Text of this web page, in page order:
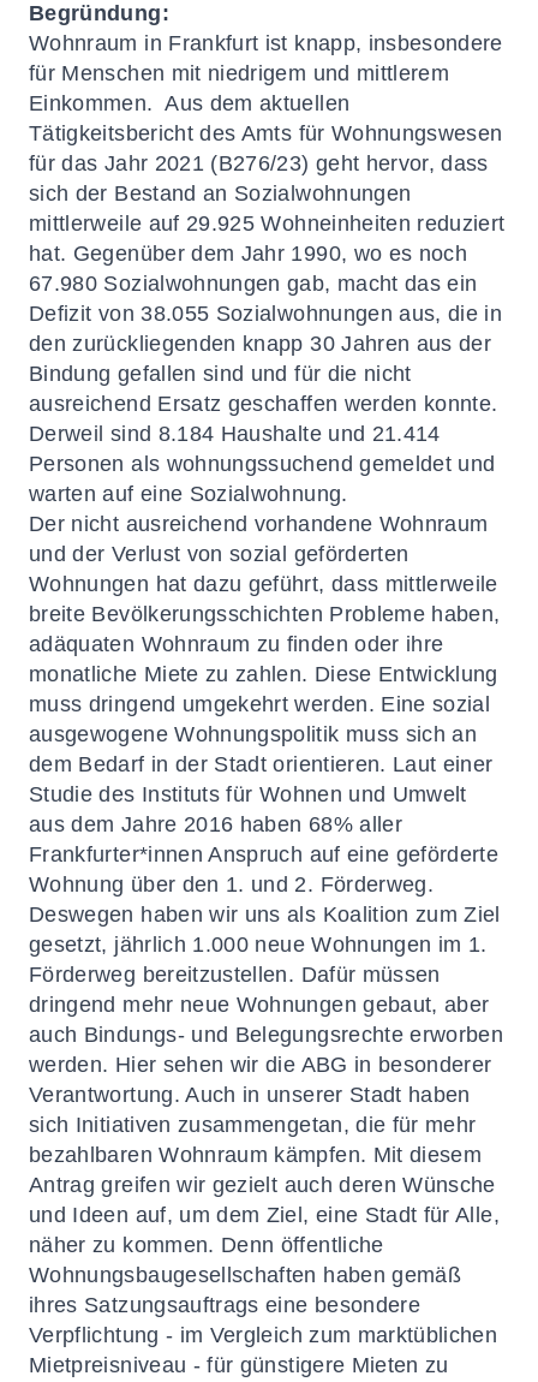
Begründung:
Wohnraum in Frankfurt ist knapp, insbesondere
für Menschen mit niedrigem und mittlerem
Einkommen. Aus dem aktuellen
Tätigkeitsbericht des Amts für Wohnungswesen
für das Jahr 2021 (B276/23) geht hervor, dass
sich der Bestand an Sozialwohnungen
mittlerweile auf 29.925 Wohneinheiten reduziert
hat. Gegenüber dem Jahr 1990, wo es noch
67.980 Sozialwohnungen gab, macht das ein
Defizit von 38.055 Sozialwohnungen aus, die in
den zurückliegenden knapp 30 Jahren aus der
Bindung gefallen sind und für die nicht
ausreichend Ersatz geschaffen werden konnte.
Derweil sind 8.184 Haushalte und 21.414
Personen als wohnungssuchend gemeldet und
warten auf eine Sozialwohnung.
Der nicht ausreichend vorhandene Wohnraum
und der Verlust von sozial geförderten
Wohnungen hat dazu geführt, dass mittlerweile
breite Bevölkerungsschichten Probleme haben,
adäquaten Wohnraum zu finden oder ihre
monatliche Miete zu zahlen. Diese Entwicklung
muss dringend umgekehrt werden. Eine sozial
ausgewogene Wohnungspolitik muss sich an
dem Bedarf in der Stadt orientieren. Laut einer
Studie des Instituts für Wohnen und Umwelt
aus dem Jahre 2016 haben 68% aller
Frankfurter*innen Anspruch auf eine geförderte
Wohnung über den 1. und 2. Förderweg.
Deswegen haben wir uns als Koalition zum Ziel
gesetzt, jährlich 1.000 neue Wohnungen im 1.
Förderweg bereitzustellen. Dafür müssen
dringend mehr neue Wohnungen gebaut, aber
auch Bindungs- und Belegungsrechte erworben
werden. Hier sehen wir die ABG in besonderer
Verantwortung. Auch in unserer Stadt haben
sich Initiativen zusammengetan, die für mehr
bezahlbaren Wohnraum kämpfen. Mit diesem
Antrag greifen wir gezielt auch deren Wünsche
und Ideen auf, um dem Ziel, eine Stadt für Alle,
näher zu kommen. Denn öffentliche
Wohnungsbaugesellschaften haben gemäß
ihres Satzungsauftrags eine besondere
Verpflichtung - im Vergleich zum marktüblichen
Mietpreisniveau - für günstigere Mieten zu